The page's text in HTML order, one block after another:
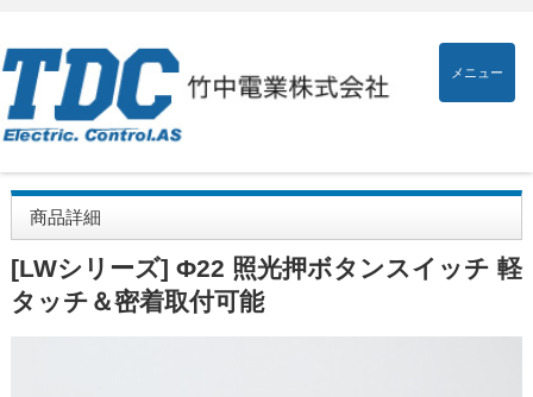
メニュー
商品詳細
[LWシリーズ] Φ22 照光押ボタンスイッチ 軽
タッチ＆密着取付可能